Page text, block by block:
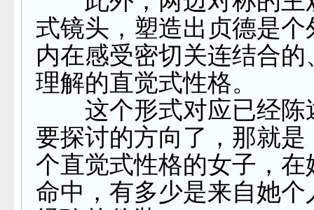
式镜头，塑造出贞德是个
内在感受密切关连结合
理解的直觉式性格。
这个形式对应已经陈
要探讨的方向了，那就是
个直觉式性格的女子，在
命中，有多少是来自她个